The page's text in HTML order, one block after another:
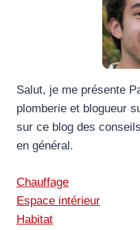
Salut, je me présente
plomberie et blogueur
sur ce blog des
en général.
Chauffage
Espace intérieur
Habitat